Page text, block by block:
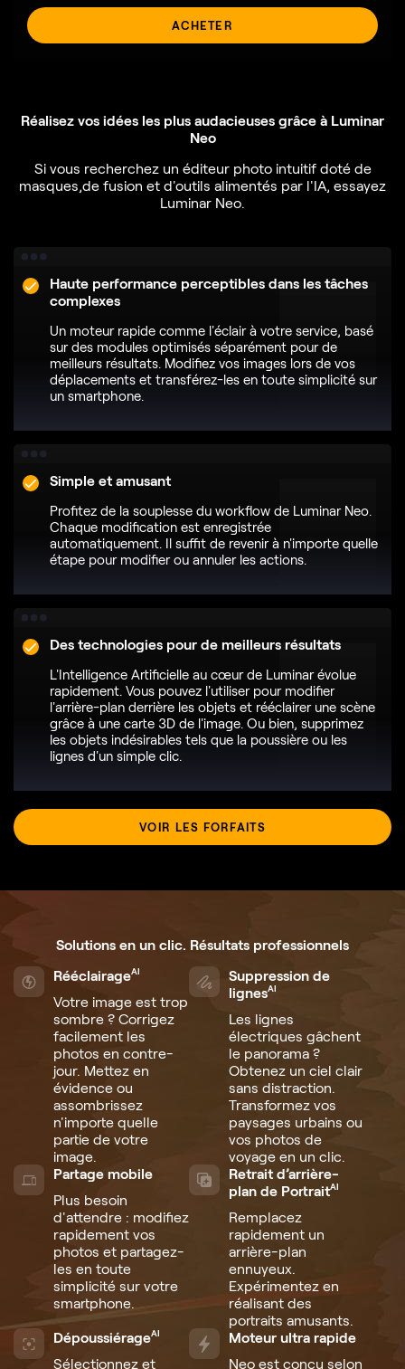
ACHETER
Réalisez vos idées les plus audacieuses grâce à Luminar
Neo
Si vous recherchez un éditeur photo intuitif doté de
masques,de fusion et d'outils alimentés par l'IA, essayez
Luminar Neo.
Haute performance perceptibles dans les tâches
complexes
Un moteur rapide comme l'éclair à votre service, basé
sur des modules optimisés séparément pour de
meilleurs résultats. Modifiez vos images lors de vos
déplacements et transférez-les en toute simplicité sur
un smartphone.
Simple et amusant
Profitez de la souplesse du workflow de Luminar Neo.
Chaque modification est enregistrée
automatiquement. Il suffit de revenir à n'importe quelle
étape pour modifier ou annuler les actions.
Des technologies pour de meilleurs résultats
L'Intelligence Artificielle au cœur de Luminar évolue
rapidement. Vous pouvez l'utiliser pour modifier
l'arrière-plan derrière les objets et rééclairer une scène
grâce à une carte 3D de l'image. Ou bien, supprimez
les objets indésirables tels que la poussière ou les
lignes d'un simple clic.
VOIR LES FORFAITS
Solutions en un clic. Résultats professionnels
RééclairageAI
Votre image est trop
sombre ? Corrigez
facilement les
photos en contre-
jour. Mettez en
évidence ou
assombrissez
n'importe quelle
partie de votre
image.
Suppression de
lignesAI
Les lignes
électriques gâchent
le panorama ?
Obtenez un ciel clair
sans distraction.
Transformez vos
paysages urbains ou
vos photos de
voyage en un clic.
Partage mobile
Plus besoin
d'attendre : modifiez
rapidement vos
photos et partagez-
les en toute
simplicité sur votre
smartphone.
Retrait d’arrière-
plan de PortraitAI
Remplacez
rapidement un
arrière-plan
ennuyeux.
Expérimentez en
réalisant des
portraits amusants.
DépoussiérageAI
Sélectionnez et
Moteur ultra rapide
Neo est conçu selon